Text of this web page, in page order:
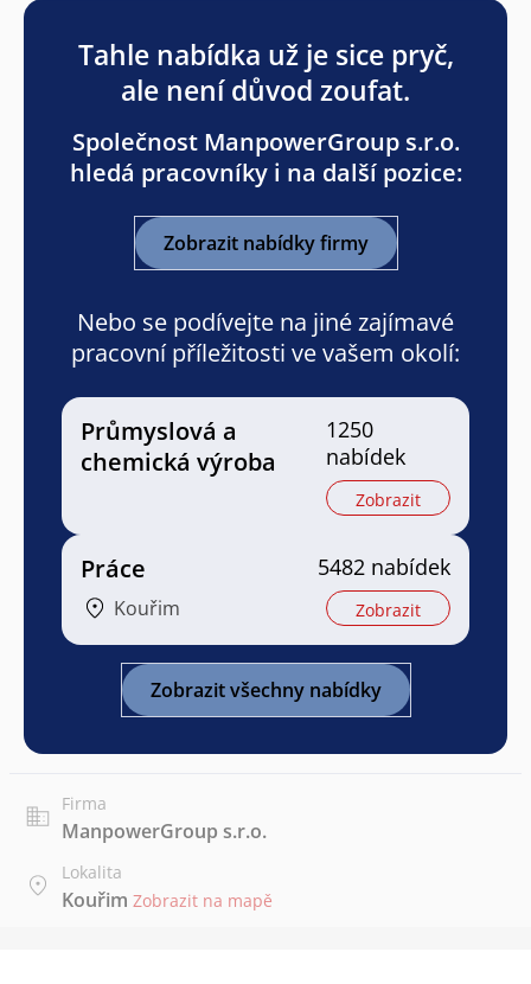
Tahle nabídka už je sice pryč,
ale není důvod zoufat.
Společnost ManpowerGroup s.r.o.
hledá pracovníky i na další pozice:
Zobrazit nabídky firmy
Nebo se podívejte na jiné zajímavé
pracovní příležitosti ve vašem okolí:
Průmyslová a
chemická výroba
1250
nabídek
Zobrazit
Práce
Kouřim
5482 nabídek
Zobrazit
Zobrazit všechny nabídky
Firma
ManpowerGroup s.r.o.
Lokalita
Kouřim Zobrazit na mapě